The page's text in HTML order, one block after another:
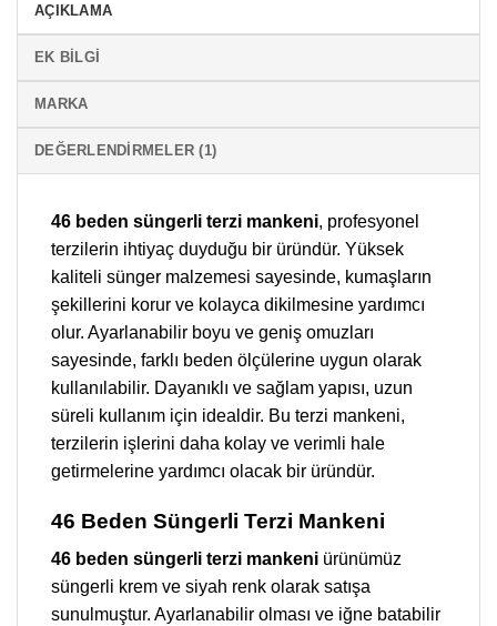
AÇIKLAMA
EK BILGI
MARKA
DEĞERLENDIRMELER (1)
46 beden süngerli terzi mankeni, profesyonel
terzilerin ihtiyaç duyduğu bir üründür. Yüksek
kaliteli sünger malzemesi sayesinde, kumaşların
şekillerini korur ve kolayca dikilmesine yardımcı
olur. Ayarlanabilir boyu ve geniş omuzları
sayesinde, farklı beden ölçülerine uygun olarak
kullanılabilir. Dayanıklı ve sağlam yapısı, uzun
süreli kullanım için idealdir. Bu terzi mankeni,
terzilerin işlerini daha kolay ve verimli hale
getirmelerine yardımcı olacak bir üründür.
46 Beden Süngerli Terzi Mankeni
46 beden süngerli terzi mankeni ürünümüz
süngerli krem ve siyah renk olarak satışa
sunulmuştur. Ayarlanabilir olması ve iğne batabilir